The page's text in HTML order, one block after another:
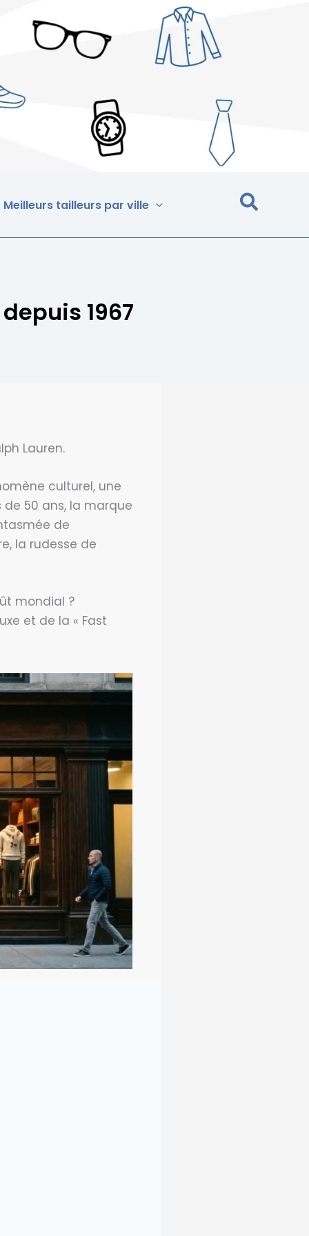
Meilleurs tailleurs par ville
1967
Lauren.
culturel, une
50 ans, la marque
de
la rudesse de
mondial ?
et de la « Fast